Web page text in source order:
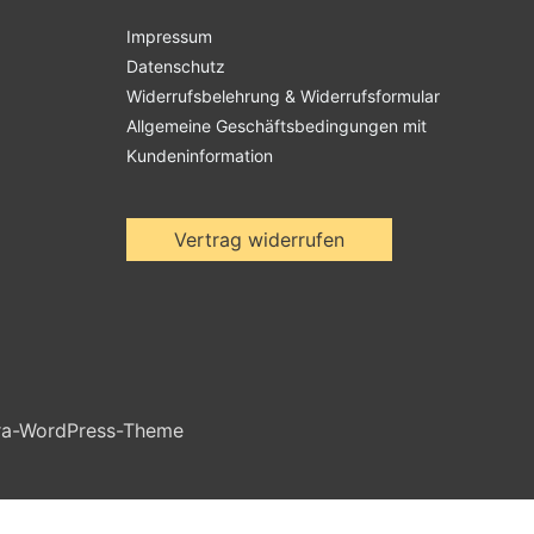
Impressum
Datenschutz
Widerrufsbelehrung & Widerrufsformular
Allgemeine Geschäftsbedingungen mit
Kundeninformation
Vertrag widerrufen
WordPress-Theme